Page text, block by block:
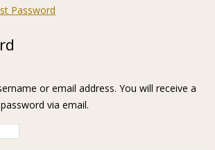
Password
or email address. You will receive a
via email.